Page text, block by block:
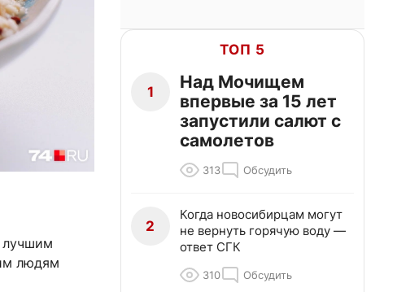
лучшим
людям
ТОП 5
1
Над Мочищем
впервые за 15 лет
запустили салют с
самолетов
313 Обсудить
2
Когда новосибирцам могут
не вернуть горячую воду —
ответ СГК
310 Обсудить